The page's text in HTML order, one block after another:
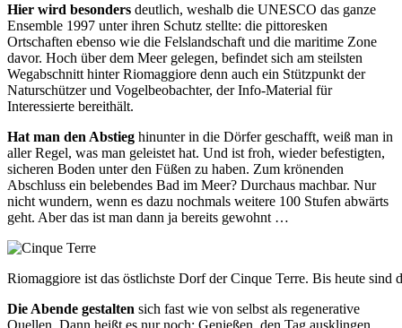
Hier wird besonders deutlich, weshalb die UNESCO das ganze
Ensemble 1997 unter ihren Schutz stellte: die pittoresken
Ortschaften ebenso wie die Felslandschaft und die maritime Zone
davor. Hoch über dem Meer gelegen, befindet sich am steilsten
Wegabschnitt hinter Riomaggiore denn auch ein Stützpunkt der
Naturschützer und Vogelbeobachter, der Info-Material für
Interessierte bereithält.
Hat man den Abstieg hinunter in die Dörfer geschafft, weiß man in
aller Regel, was man geleistet hat. Und ist froh, wieder befestigten,
sicheren Boden unter den Füßen zu haben. Zum krönenden
Abschluss ein belebendes Bad im Meer? Durchaus machbar. Nur
nicht wundern, wenn es dazu nochmals weitere 100 Stufen abwärts
geht. Aber das ist man dann ja bereits gewohnt …
Riomaggiore ist das östlichste Dorf der Cinque Terre. Bis heute sind
Die Abende gestalten sich fast wie von selbst als regenerative
Quellen. Dann heißt es nur noch: Genießen, den Tag ausklingen